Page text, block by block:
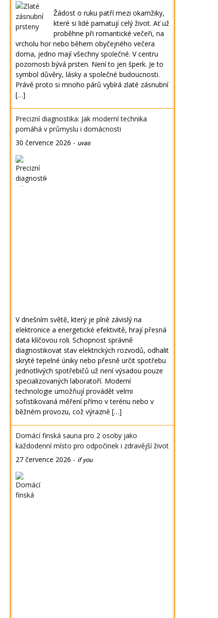
Žádost o ruku patří mezi okamžiky,
které si lidé pamatují celý život. Ať už
proběhne při romantické večeři, na
vrcholu hor nebo během obyčejného večera
doma, jedno mají všechny společné. V centru
pozornosti bývá prsten. Není to jen šperk. Je to
symbol důvěry, lásky a společné budoucnosti.
Právě proto si mnoho párů vybírá zlaté zásnubní
[…]
Precizní diagnostika: Jak moderní technika
pomáhá v průmyslu i domácnosti
30 července 2026 - uvas
V dnešním světě, který je plně závislý na
elektronice a energetické efektivitě, hrají přesná
data klíčovou roli. Schopnost správně
diagnostikovat stav elektrických rozvodů, odhalit
skryté tepelné úniky nebo přesně určit spotřebu
jednotlivých spotřebičů už není výsadou pouze
specializovaných laboratoří. Moderní
technologie umožňují provádět velmi
sofistikovaná měření přímo v terénu nebo v
běžném provozu, což výrazně […]
Domácí finská sauna pro 2 osoby jako
každodenní místo pro odpočinek i zdravější život
27 července 2026 - if you